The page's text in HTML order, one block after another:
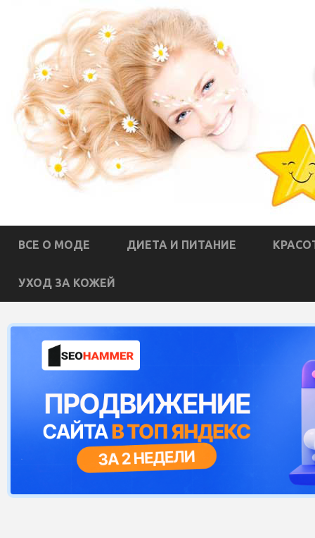
ВСЕ О МОДЕ ДИЕТА И ПИТАНИЕ
УХОД ЗА КОЖЕЙ